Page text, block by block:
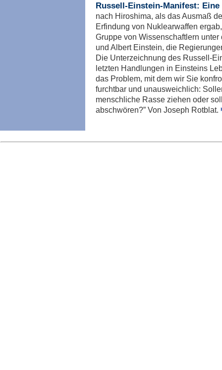
Russell-Einstein-Manifest:
nach Hiroshima, als das Ausmaß
Erfindung von Nuklearwaffen
Gruppe von Wissenschaftlern
und Albert Einstein, die
Die Unterzeichnung des Russell-
letzten Handlungen in Einsteins
das Problem, mit dem wir Sie
furchtbar und unausweichlich:
menschliche Rasse ziehen oder
abschwören?” Von Joseph Rotblat.